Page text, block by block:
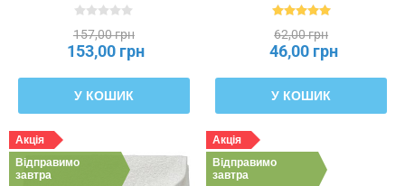
157,00 грн
153,00 грн
У КОШИК
62,00 грн
46,00 грн
У КОШИК
Акція
Відправимо
завтра
Акція
Відправимо
завтра